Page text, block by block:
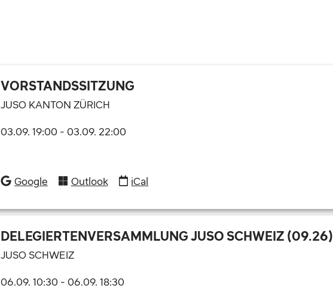
VORSTANDSSITZUNG
JUSO KANTON ZÜRICH
03.09. 19:00 - 03.09. 22:00
Google Outlook iCal
DELEGIERTENVERSAMMLUNG JUSO SCHWEIZ (09.26)
JUSO SCHWEIZ
06.09. 10:30 - 06.09. 18:30